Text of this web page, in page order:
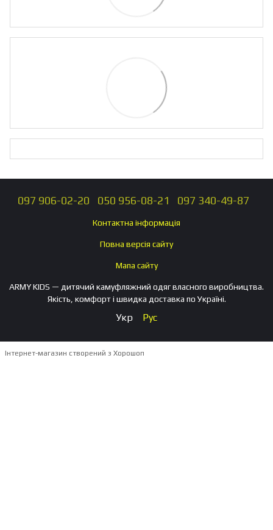
097 906-02-20 050 956-08-21 097 340-49-87
Контактна інформація
Повна версія сайту
Мапа сайту
ARMY KIDS — дитячий камуфляжний одяг власного виробництва.
Якість, комфорт і швидка доставка по Україні.
Укр Рус
Інтернет-магазин створений з Хорошоп